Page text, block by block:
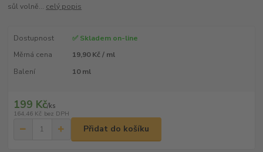
sůl volně... celý popis
Dostupnost
✅ Skladem on-line
Měrná cena
19,90 Kč / ml
Balení
10 ml
199 Kč/ks
164,46 Kč bez DPH
Přidat do košíku